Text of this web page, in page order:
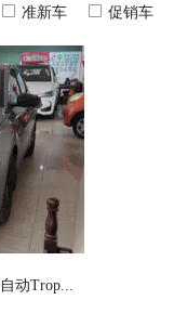
准新车 促销车